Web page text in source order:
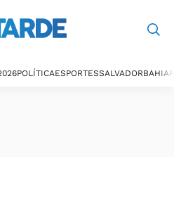
POLÍTICAESPORTESSALVADORBAHIA